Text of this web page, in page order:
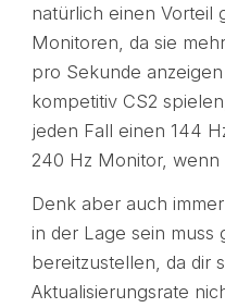
natürlich einen Vorteil
Monitoren, da sie
pro Sekunde
kompetitiv CS2
jeden Fall einen 144
240 Hz Monitor, wenn
Denk aber auch
in der Lage sein muss
bereitzustellen, da dir
Aktualisierungsrate